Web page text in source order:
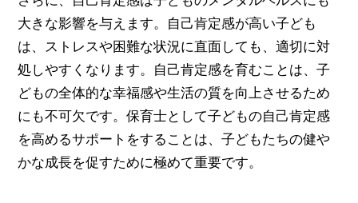
大きな影響を与えます。自己肯定感が高い子ども
は、ストレスや困難な状況に直面しても、適切に対
処しやすくなります。自己肯定感を育むことは、子
どもの全体的な幸福感や生活の質を向上させるため
にも不可欠です。保育士として子どもの自己肯定感
を高めるサポートをすることは、子どもたちの健や
かな成長を促すために極めて重要です。